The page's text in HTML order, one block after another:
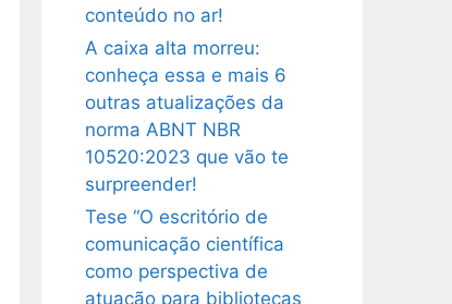
conteúdo no ar!
A caixa alta morreu:
conheça essa e mais 6
outras atualizações da
norma ABNT NBR
10520:2023 que vão te
surpreender!
Tese “O escritório de
comunicação científica
como perspectiva de
atuação para bibliotecas